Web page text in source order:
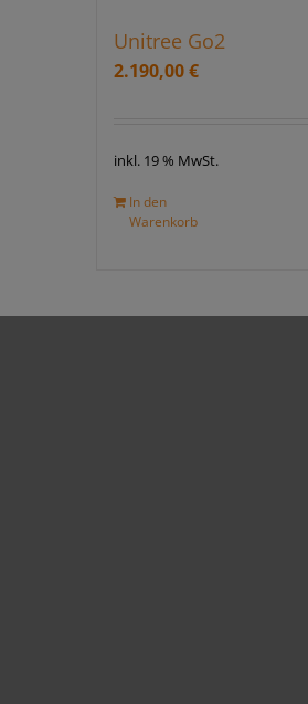
Unitree Go2
2.190,00€
inkl. 19 % MwSt.
In den
Warenkorb